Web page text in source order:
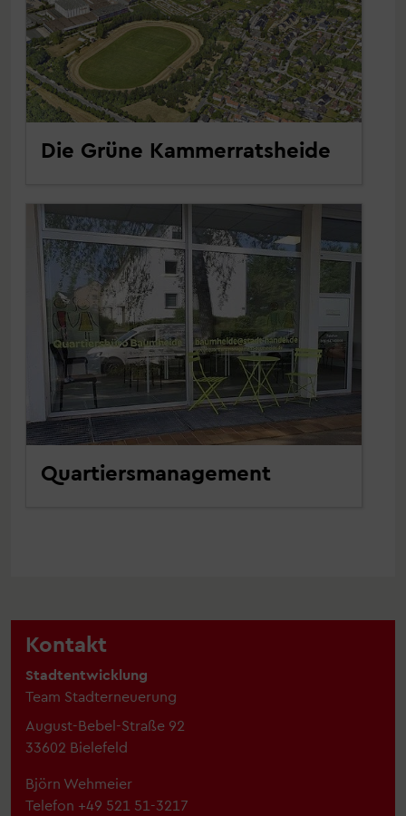
Die Grüne Kammerratsheide
Quartiersmanagement
Kontakt
Stadtentwicklung
Team Stadterneuerung
August-Bebel-Straße 92
33602 Bielefeld
Björn Wehmeier
Telefon +49 521 51-3217